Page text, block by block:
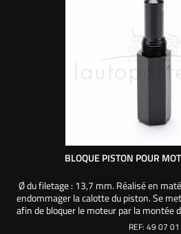
BLOQUE PISTON POUR
Ø du filetage : 13,7 mm. Réalisé en
endommager la calotte du piston. Se
afin de bloquer le moteur par la montée
aisément les écrous de vilebrequin
REF: 49 07 01